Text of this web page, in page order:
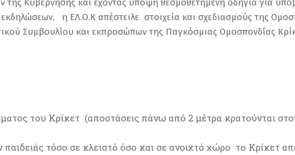
της Κυβέρνησης και έχοντας υπόψη θεσμοθετημένη οδηγία για
η ΕΛ.Ο.Κ απέστειλε στοιχεία και σχεδιασμούς της
Συμβουλίου και εκπροσώπων της Παγκόσμιας Ομοσπονδίας
του Κρίκετ (αποστάσεις πάνω από 2 μέτρα κρατούνται
τόσο σε κλειστό όσο και σε ανοιχτό χώρο το Κρίκετ